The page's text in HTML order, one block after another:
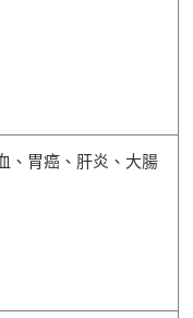
、胃癌、肝炎、大腸